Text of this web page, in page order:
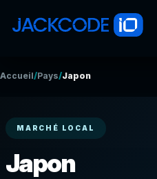
Accueil/Pays/Japon
MARCHÉ LOCAL
Japon